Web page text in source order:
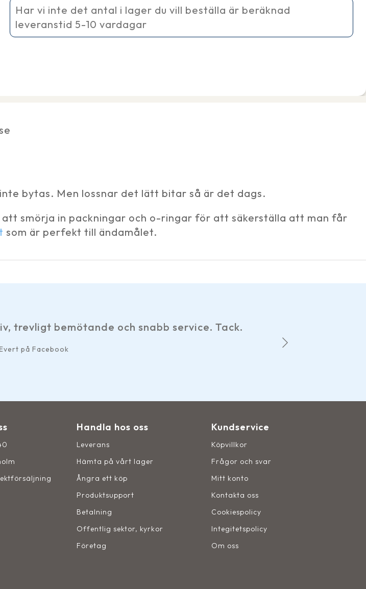
Har vi inte det antal i lager du vill beställa är beräknad
leveranstid 5-10 vardagar
bytas. Men lossnar det lätt bitar så är det dags.
smörja in packningar och o-ringar för att säkerställa att man får
som är perfekt till ändamålet.
trevligt bemötande och snabb service. Tack.
på Facebook
Handla hos oss
Leverans
Hämta på vårt lager
Ångra ett köp
Produktsupport
Betalning
Offentlig sektor, kyrkor
Företag
Kundservice
Köpvillkor
Frågor och svar
Mitt konto
Kontakta oss
Cookiespolicy
Integitetspolicy
Om oss